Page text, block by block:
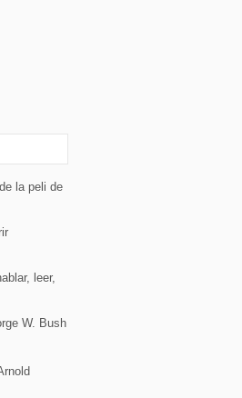
la peli de
leer,
W. Bush